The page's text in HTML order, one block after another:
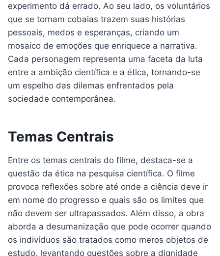
experimento dá errado. Ao seu lado, os voluntários
que se tornam cobaias trazem suas histórias
pessoais, medos e esperanças, criando um
mosaico de emoções que enriquece a narrativa.
Cada personagem representa uma faceta da luta
entre a ambição científica e a ética, tornando-se
um espelho das dilemas enfrentados pela
sociedade contemporânea.
Temas Centrais
Entre os temas centrais do filme, destaca-se a
questão da ética na pesquisa científica. O filme
provoca reflexões sobre até onde a ciência deve ir
em nome do progresso e quais são os limites que
não devem ser ultrapassados. Além disso, a obra
aborda a desumanização que pode ocorrer quando
os indivíduos são tratados como meros objetos de
estudo, levantando questões sobre a dignidade